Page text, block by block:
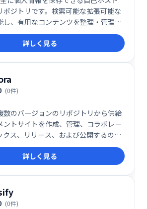
ポジトリです。検索可能な拡張可能な
し、有用なコンテンツを整理・管理で
利用し、知識の蓄積と活用を促進する
適です。詳しく見る
(0件)
数のバージョンのリポジトリから供給
ントサイトを作成、管理、コラボレー
クス、リリース、および公開するのに
ドキュメントツールチェーン。
詳しく見る
(0件)